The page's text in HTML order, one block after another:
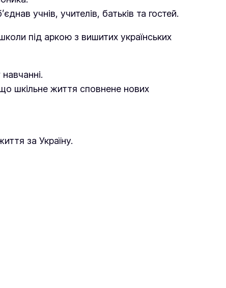
учнів, учителів, батьків та гостей.
під аркою з вишитих українських
шкільне життя сповнене нових
за Україну.